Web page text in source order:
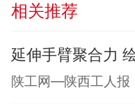
相关推荐
延伸手臂聚合力
陕工网—陕西工人报